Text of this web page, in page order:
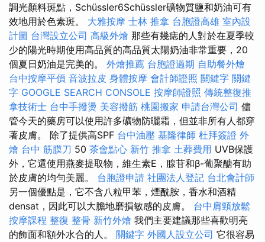
調光顏料斑點，Schüssler6Schüssler礦物質鹽和奶油可有
效地用於色素斑。 大雅按摩 士林 推拿 台胞證高雄 室內設
計圖 台灣設立公司 高級外燴 那些有幾痣的人對於在夏季較
少的陽光時期使用高品質的高品質太陽奶油非常重要，20
個夏日奶油是完美的。 外燴推薦 台胞證過期 自助餐外燴
台中按摩平價 音波拉皮 身體按摩 會計師證照 關鍵字 關鍵
字 GOOGLE SEARCH CONSOLE 按摩師證照 傳統整復推
拿技術士 台中手撥燙 美容撥筋 桃園搬家 申請台灣公司 儘
管今天的藥房可以使用許多礦物防曬霜，但並非所有人都穿
著皮膚。 除了提供高SPF 台中油壓 基隆律師 杜拜簽證 外
燴 台中 筋膜刀 50 茶會點心 新竹 推拿 土葬費用 UVB保護
外，它還使用燕麥提取物，維生素E，腺苷和β-葡聚醣有助
於皮膚的均勻美麗。 台胞證申請 社團法人登記 台北會計師
另一個優點是，它不含八粒甲苯，煙酰胺，香水和酒精
densat，因此可以大膽地磨損敏感的皮膚。 台中肩頸放鬆
按摩課程 整復 整骨 新竹外燴 我們主要建議那些喜歡明亮
的飾面和額外水合的人。 關鍵字 外國人設立公司 它很容易